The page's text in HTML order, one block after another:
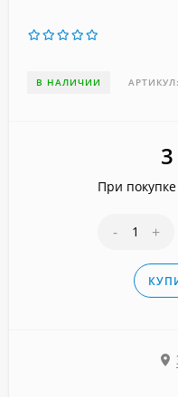
В НАЛИЧИИ АРТИКУЛ:
При
- +